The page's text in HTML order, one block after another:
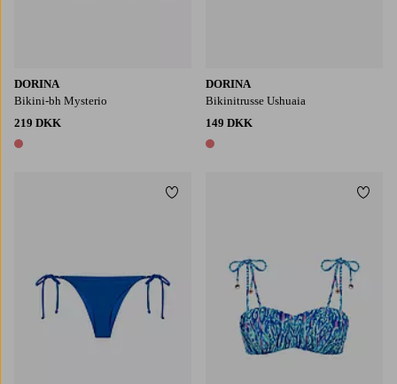
DORINA
Bikini-bh Mysterio
219 DKK
1 farve
DORINA
Bikinitrusse Ushuaia
149 DKK
1 farve
Tilføj til favoritter